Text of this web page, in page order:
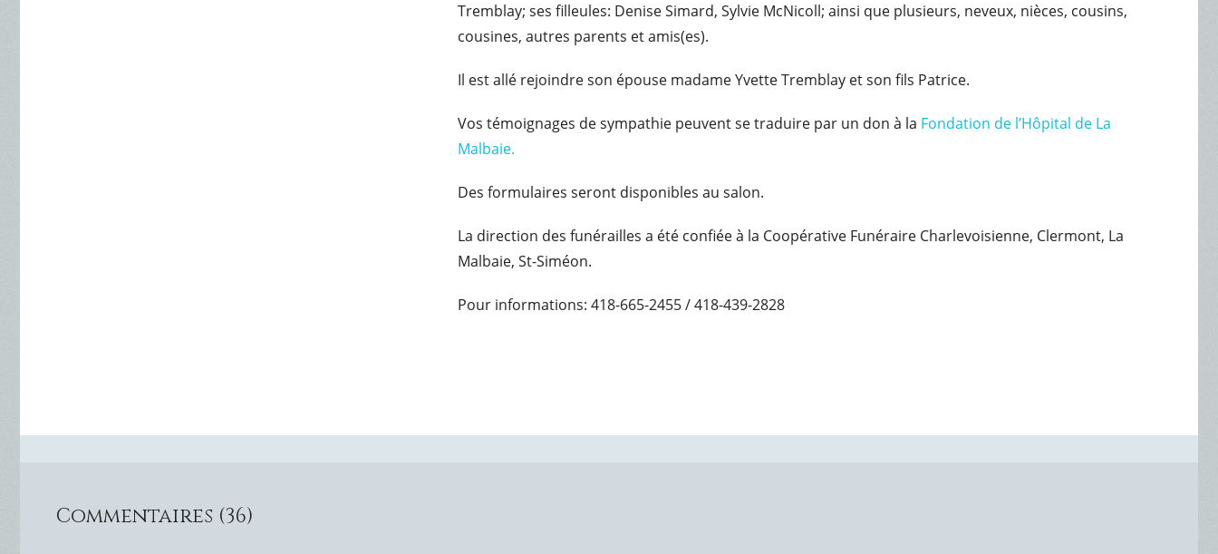
Tremblay; ses filleules: Denise Simard, Sylvie McNicoll; ainsi que plusieurs, neveux, nièces, cousins,
cousines, autres parents et amis(es).
Il est allé rejoindre son épouse madame Yvette Tremblay et son fils Patrice.
Vos témoignages de sympathie peuvent se traduire par un don à la Fondation de l’Hôpital de La
Malbaie.
Des formulaires seront disponibles au salon.
La direction des funérailles a été confiée à la Coopérative Funéraire Charlevoisienne, Clermont, La
Malbaie, St-Siméon.
Pour informations: 418-665-2455 / 418-439-2828
Commentaires (36)